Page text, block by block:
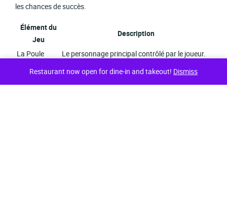
Restaurant now open for dine-in and takeout! Dismiss
les chances de succès.
Élément du
Jeu
Description
La Poule
Le personnage principal contrôlé par le joueur.
Les Véhicules Obstacles à éviter pour progresser.